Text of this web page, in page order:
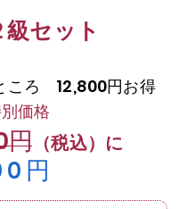
級セット
ころ 12,800円お得
価格
円 （税込）に
円